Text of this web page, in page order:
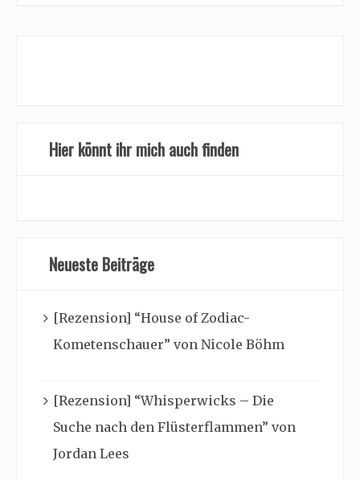
Hier könnt ihr mich auch finden
Neueste Beiträge
[Rezension] “House of Zodiac-
Kometenschauer” von Nicole Böhm
[Rezension] “Whisperwicks – Die
Suche nach den Flüsterflammen” von
Jordan Lees